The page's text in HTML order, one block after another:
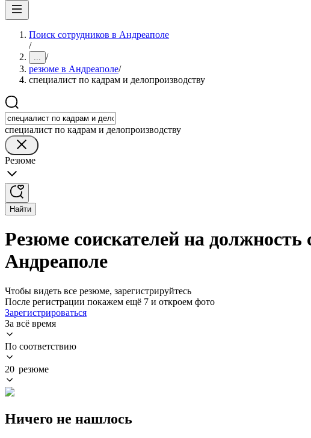
Поиск сотрудников в Андреаполе
/
... /
резюме в Андреаполе/
специалист по кадрам и делопроизводству
специалист по кадрам и делопроизводству
Резюме
Найти
Резюме соискателей на должность
Андреаполе
Чтобы видеть все резюме, зарегистрируйтесь
После регистрации покажем ещё 7 и откроем фото
Зарегистрироваться
За всё время
По соответствию
20 резюме
Ничего не нашлось